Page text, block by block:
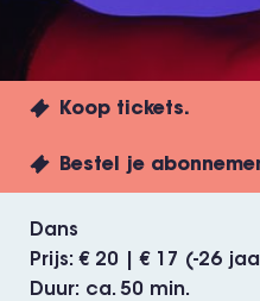
Koop tickets.
Bestel je
Dans
Prijs
€ 20 | € 17 (-26
Duur
ca. 50 min.